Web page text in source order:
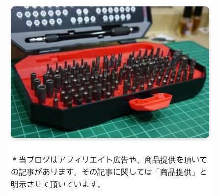
＊当ブログはアフィリエイト広告や、商品提供を頂いて
の記事があります。その記事に関しては「商品提供」と
明示させて頂いています。